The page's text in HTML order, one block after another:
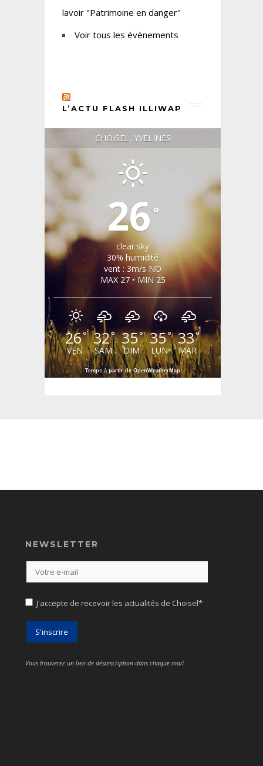
lavoir "Patrimoine en danger"
Voir tous les évènements
L’ACTU FLASH ILLIWAP
CHOISEL, YVELINES
26 °
clear sky
30% humidité
vent : 3m/s NO
MAX 27 • MIN 25
26°
VEN
32°
SAM
35°
DIM
35°
LUN
33°
MAR
Temps à partir de OpenWeatherMap
NEWSLETTER
J'accepte de recevoir les actualités de Choisel*
Vous trouverez un lien de désinscription dans chaque mail.